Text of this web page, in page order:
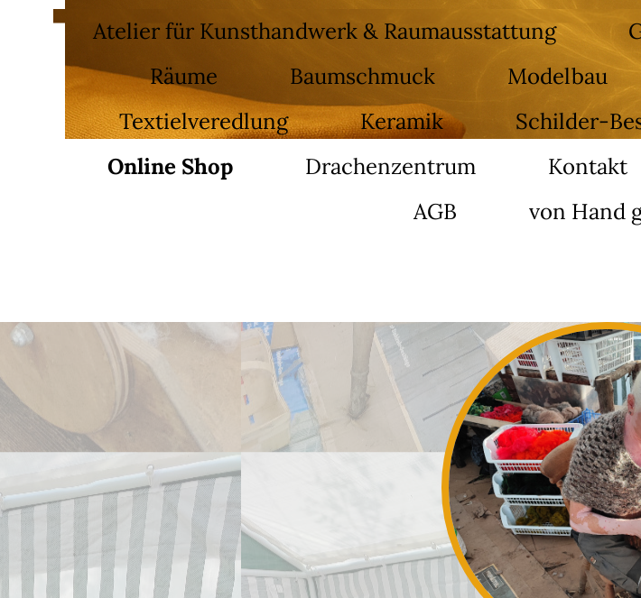
Atelier für Kunsthandwerk & Raumausstattung
Räume
Baumschmuck Modelbau
Textielveredlung
Keramik Schilder-
Online Shop
Drachenzentrum Kontakt
AGB
von Hand